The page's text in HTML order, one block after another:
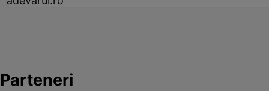
Parteneri